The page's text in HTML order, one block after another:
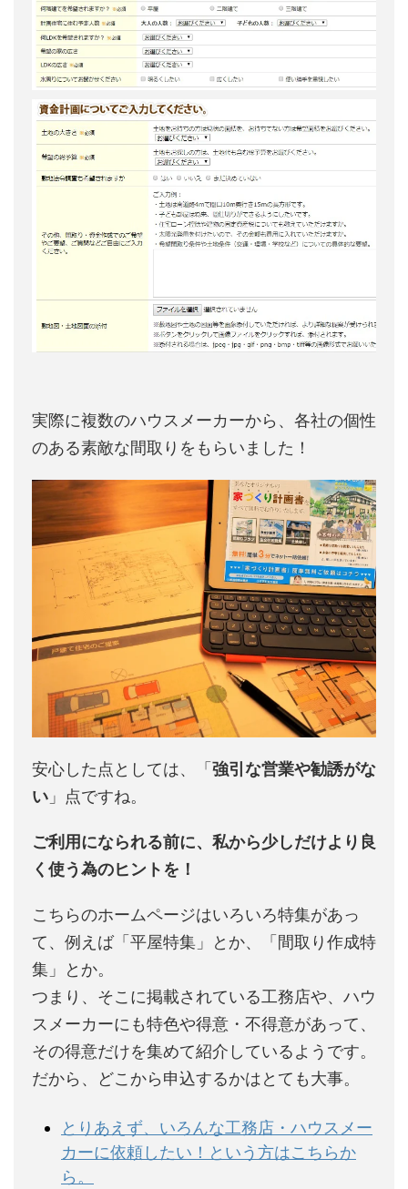
実際に複数のハウスメーカーから、各社の個性
のある素敵な間取りをもらいました！
安心した点としては、「 強引な営業や勧誘がな
い 」点ですね。
ご利用になられる前に、私から少しだけより良
く使う為のヒントを！
こちらのホームページはいろいろ特集があっ
て、例えば「平屋特集」とか、「間取り作成特
集」とか。
つまり、そこに掲載されている工務店や、ハウ
スメーカーにも特色や得意・不得意があって、
その得意だけを集めて紹介しているようです。
だから、どこから申込するかはとても大事。
とりあえず、いろんな工務店・ハウスメー
カーに依頼したい！という方はこちらか
ら。